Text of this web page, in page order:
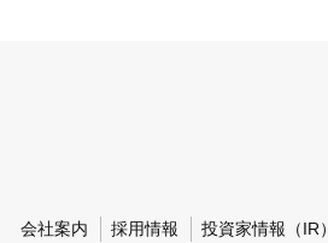
会社案内
採用情報 投資家情報（IR）